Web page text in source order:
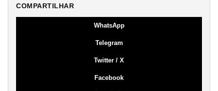
COMPARTILHAR
WhatsApp
Telegram
Twitter / X
Facebook